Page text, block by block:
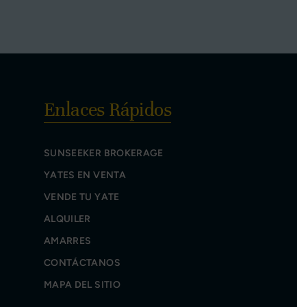
Enlaces Rápidos
SUNSEEKER BROKERAGE
YATES EN VENTA
VENDE TU YATE
ALQUILER
AMARRES
CONTÁCTANOS
MAPA DEL SITIO